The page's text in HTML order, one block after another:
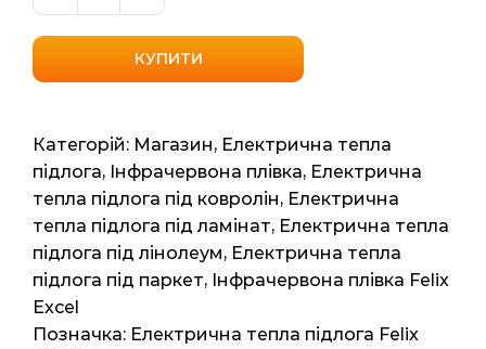
саморегулюча
плівка
Felix
Platinum
PTC)
9м2,
18мп,
1980ват
кількість
КУПИТИ
Категорій: Магазин, Електрична тепла
підлога, Інфрачервона плівка, Електрична
тепла підлога під ковролін, Електрична
тепла підлога під ламінат, Електрична тепла
підлога під лінолеум, Електрична тепла
підлога під паркет, Інфрачервона плівка Felix
Excel
Позначка: Електрична тепла підлога Felix